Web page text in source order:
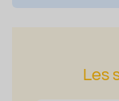
Les